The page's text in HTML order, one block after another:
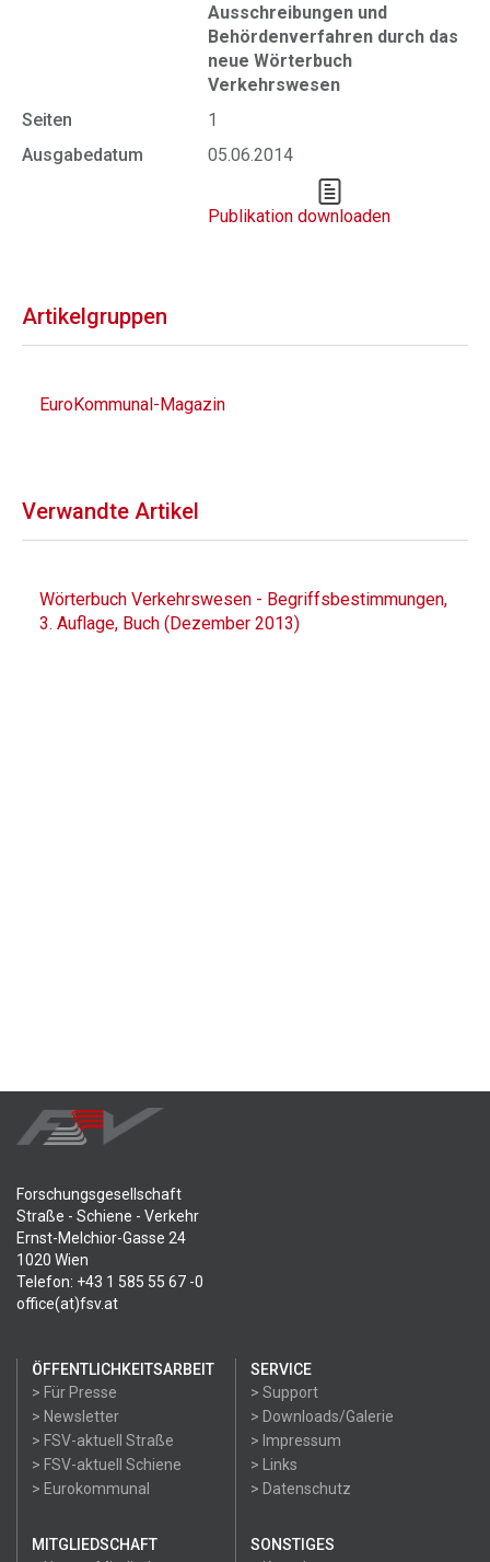
Ausschreibungen und
Behördenverfahren durch das
neue Wörterbuch
Verkehrswesen
Seiten
1
Ausgabedatum
05.06.2014
Publikation downloaden
Artikelgruppen
EuroKommunal-Magazin
Verwandte Artikel
Wörterbuch Verkehrswesen - Begriffsbestimmungen,
3. Auflage, Buch (Dezember 2013)
Forschungsgesellschaft
Straße - Schiene - Verkehr
Ernst-Melchior-Gasse 24
1020 Wien
Telefon: +43 1 585 55 67 -0
office(at)fsv.at
ÖFFENTLICHKEITSARBEIT
> Für Presse
> Newsletter
> FSV-aktuell Straße
> FSV-aktuell Schiene
> Eurokommunal
SERVICE
> Support
> Downloads/Galerie
> Impressum
> Links
> Datenschutz
MITGLIEDSCHAFT
SONSTIGES